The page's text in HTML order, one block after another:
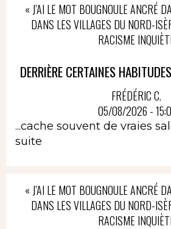
« J’AI LE MOT BOUGNOULE ANCRÉ
DANS LES VILLAGES DU NORD-
RACISME
DERRIÈRE CERTAINES
FRÉDÉRIC C.
05/08/2026 -
...cache souvent de vraies
suite
« J’AI LE MOT BOUGNOULE ANCRÉ
DANS LES VILLAGES DU NORD-
RACISME